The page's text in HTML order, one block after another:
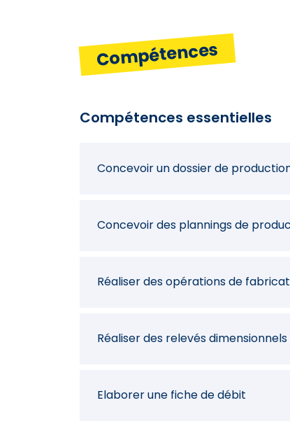
Compétences
Compétences essentielles
Concevoir un dossier de
Concevoir des plannings de
Réaliser des opérations de
Réaliser des relevés
Elaborer une fiche de débit